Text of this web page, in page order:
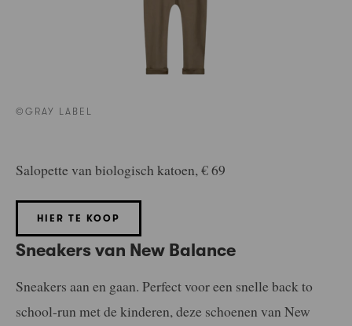
©GRAY LABEL
Salopette van biologisch katoen, € 69
HIER TE KOOP
Sneakers van New Balance
Sneakers aan en gaan. Perfect voor een snelle back to
school-run met de kinderen, deze schoenen van New